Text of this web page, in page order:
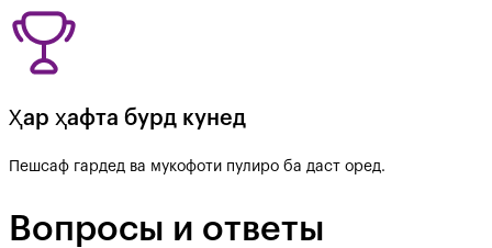
Ҳар ҳафта бурд кунед
Пешсаф гардед ва мукофоти пулиро ба даст оред.
Вопросы и ответы